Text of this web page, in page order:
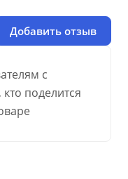
с
поделится
Добавить отзыв